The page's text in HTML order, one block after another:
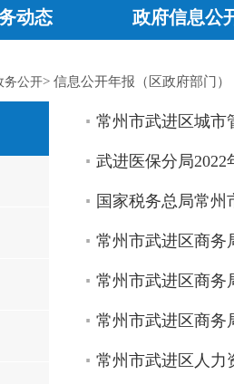
动态 政府信息公
务公开> 信息公开年报（区政府部门）
常州市武进区城市
武进医保分局
国家税务总局常州
常州市武进区商务
常州市武进区商务
常州市武进区商务
常州市武进区人力